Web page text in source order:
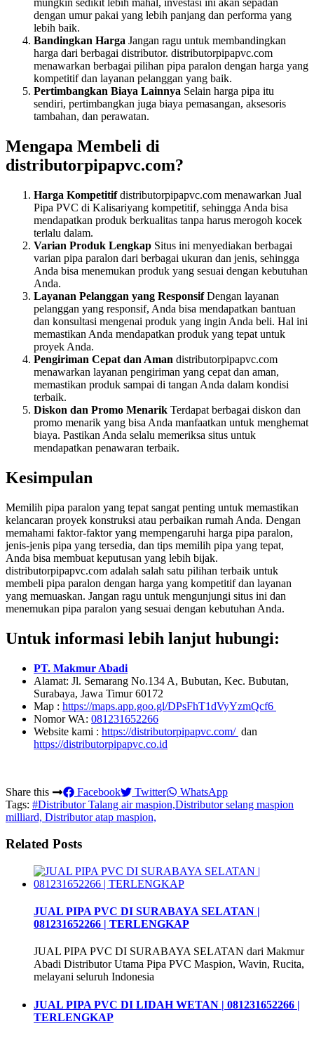
mungkin sedikit lebih mahal, investasi ini akan sepadan
dengan umur pakai yang lebih panjang dan performa yang
lebih baik.
Bandingkan Harga Jangan ragu untuk membandingkan
harga dari berbagai distributor. distributorpipapvc.com
menawarkan berbagai pilihan pipa paralon dengan harga yang
kompetitif dan layanan pelanggan yang baik.
Pertimbangkan Biaya Lainnya Selain harga pipa itu
sendiri, pertimbangkan juga biaya pemasangan, aksesoris
tambahan, dan perawatan.
Mengapa Membeli di
distributorpipapvc.com?
Harga Kompetitifdistributorpipapvc.com menawarkan Jual
Pipa PVC di Kalisariyang kompetitif, sehingga Anda bisa
mendapatkan produk berkualitas tanpa harus merogoh kocek
terlalu dalam.
Varian Produk Lengkap Situs ini menyediakan berbagai
varian pipa paralon dari berbagai ukuran dan jenis, sehingga
Anda bisa menemukan produk yang sesuai dengan kebutuhan
Anda.
Layanan Pelanggan yang ResponsifDengan layanan
pelanggan yang responsif, Anda bisa mendapatkan bantuan
dan konsultasi mengenai produk yang ingin Anda beli. Hal ini
memastikan Anda mendapatkan produk yang tepat untuk
proyek Anda.
Pengiriman Cepat dan Aman distributorpipapvc.com
menawarkan layanan pengiriman yang cepat dan aman,
memastikan produk sampai di tangan Anda dalam kondisi
terbaik.
Diskon dan Promo Menarik Terdapat berbagai diskon dan
promo menarik yang bisa Anda manfaatkan untuk menghemat
biaya. Pastikan Anda selalu memeriksa situs untuk
mendapatkan penawaran terbaik.
Kesimpulan
Memilih pipa paralon yang tepat sangat penting untuk memastikan
kelancaran proyek konstruksi atau perbaikan rumah Anda. Dengan
memahami faktor-faktor yang mempengaruhi harga pipa paralon,
jenis-jenis pipa yang tersedia, dan tips memilih pipa yang tepat,
Anda bisa membuat keputusan yang lebih bijak.
distributorpipapvc.com adalah salah satu pilihan terbaik untuk
membeli pipa paralon dengan harga yang kompetitif dan layanan
yang memuaskan. Jangan ragu untuk mengunjungi situs ini dan
menemukan pipa paralon yang sesuai dengan kebutuhan Anda.
Untuk informasi lebih lanjut hubungi:
PT. Makmur Abadi
Alamat: Jl. Semarang No.134 A, Bubutan, Kec. Bubutan,
Surabaya, Jawa Timur 60172
Map : https://maps.app.goo.gl/DPsFhT1dVyYzmQcf6
Nomor WA: 081231652266
Website kami : https://distributorpipapvc.com/ dan
https://distributorpipapvc.co.id
Share this Facebook Twitter
WhatsApp
Tags: #Distributor Talang air maspion,Distributor selang maspion
milliard, Distributor atap maspion,
Related Posts
JUAL PIPA PVC DI SURABAYA SELATAN |
081231652266 | TERLENGKAP
JUAL PIPA PVC DI SURABAYA SELATAN dari Makmur
Abadi Distributor Utama Pipa PVC Maspion, Wavin, Rucita,
melayani seluruh Indonesia
JUAL PIPA PVC DI LIDAH WETAN | 081231652266 |
TERLENGKAP